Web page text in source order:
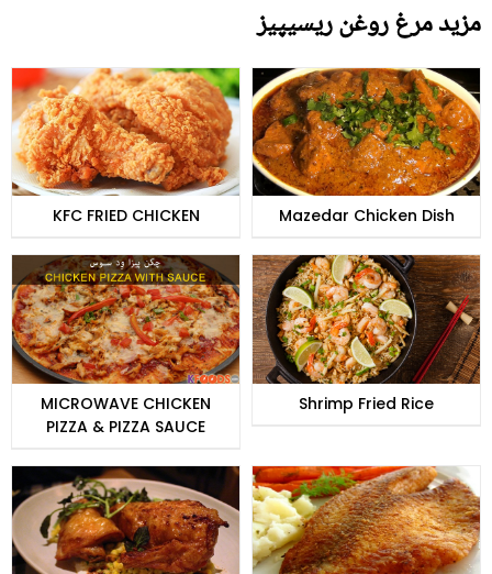
مزید مرغ روغن ریسیپیز
KFC FRIED CHICKEN Mazedar Chicken Dish
MICROWAVE CHICKEN
PIZZA & PIZZA SAUCE
Shrimp Fried Rice